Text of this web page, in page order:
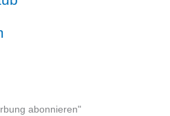
abonnieren"